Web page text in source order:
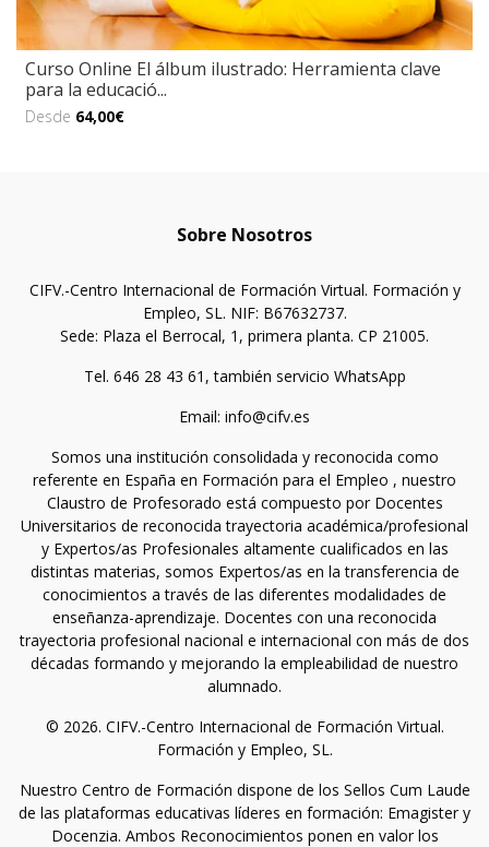
Curso Online El álbum ilustrado: Herramienta clave
para la educació...
Desde 64,00€
Sobre Nosotros
CIFV.-Centro Internacional de Formación Virtual. Formación y
Empleo, SL. NIF: B67632737.
Sede: Plaza el Berrocal, 1, primera planta. CP 21005.
Tel. 646 28 43 61, también servicio WhatsApp
Email: info@cifv.es
Somos una institución consolidada y reconocida como
referente en España en Formación para el Empleo , nuestro
Claustro de Profesorado está compuesto por Docentes
Universitarios de reconocida trayectoria académica/profesional
y Expertos/as Profesionales altamente cualificados en las
distintas materias, somos Expertos/as en la transferencia de
conocimientos a través de las diferentes modalidades de
enseñanza-aprendizaje. Docentes con una reconocida
trayectoria profesional nacional e internacional con más de dos
décadas formando y mejorando la empleabilidad de nuestro
alumnado.
© 2026. CIFV.-Centro Internacional de Formación Virtual.
Formación y Empleo, SL.
Nuestro Centro de Formación dispone de los Sellos Cum Laude
de las plataformas educativas líderes en formación: Emagister y
Docenzia. Ambos Reconocimientos ponen en valor los